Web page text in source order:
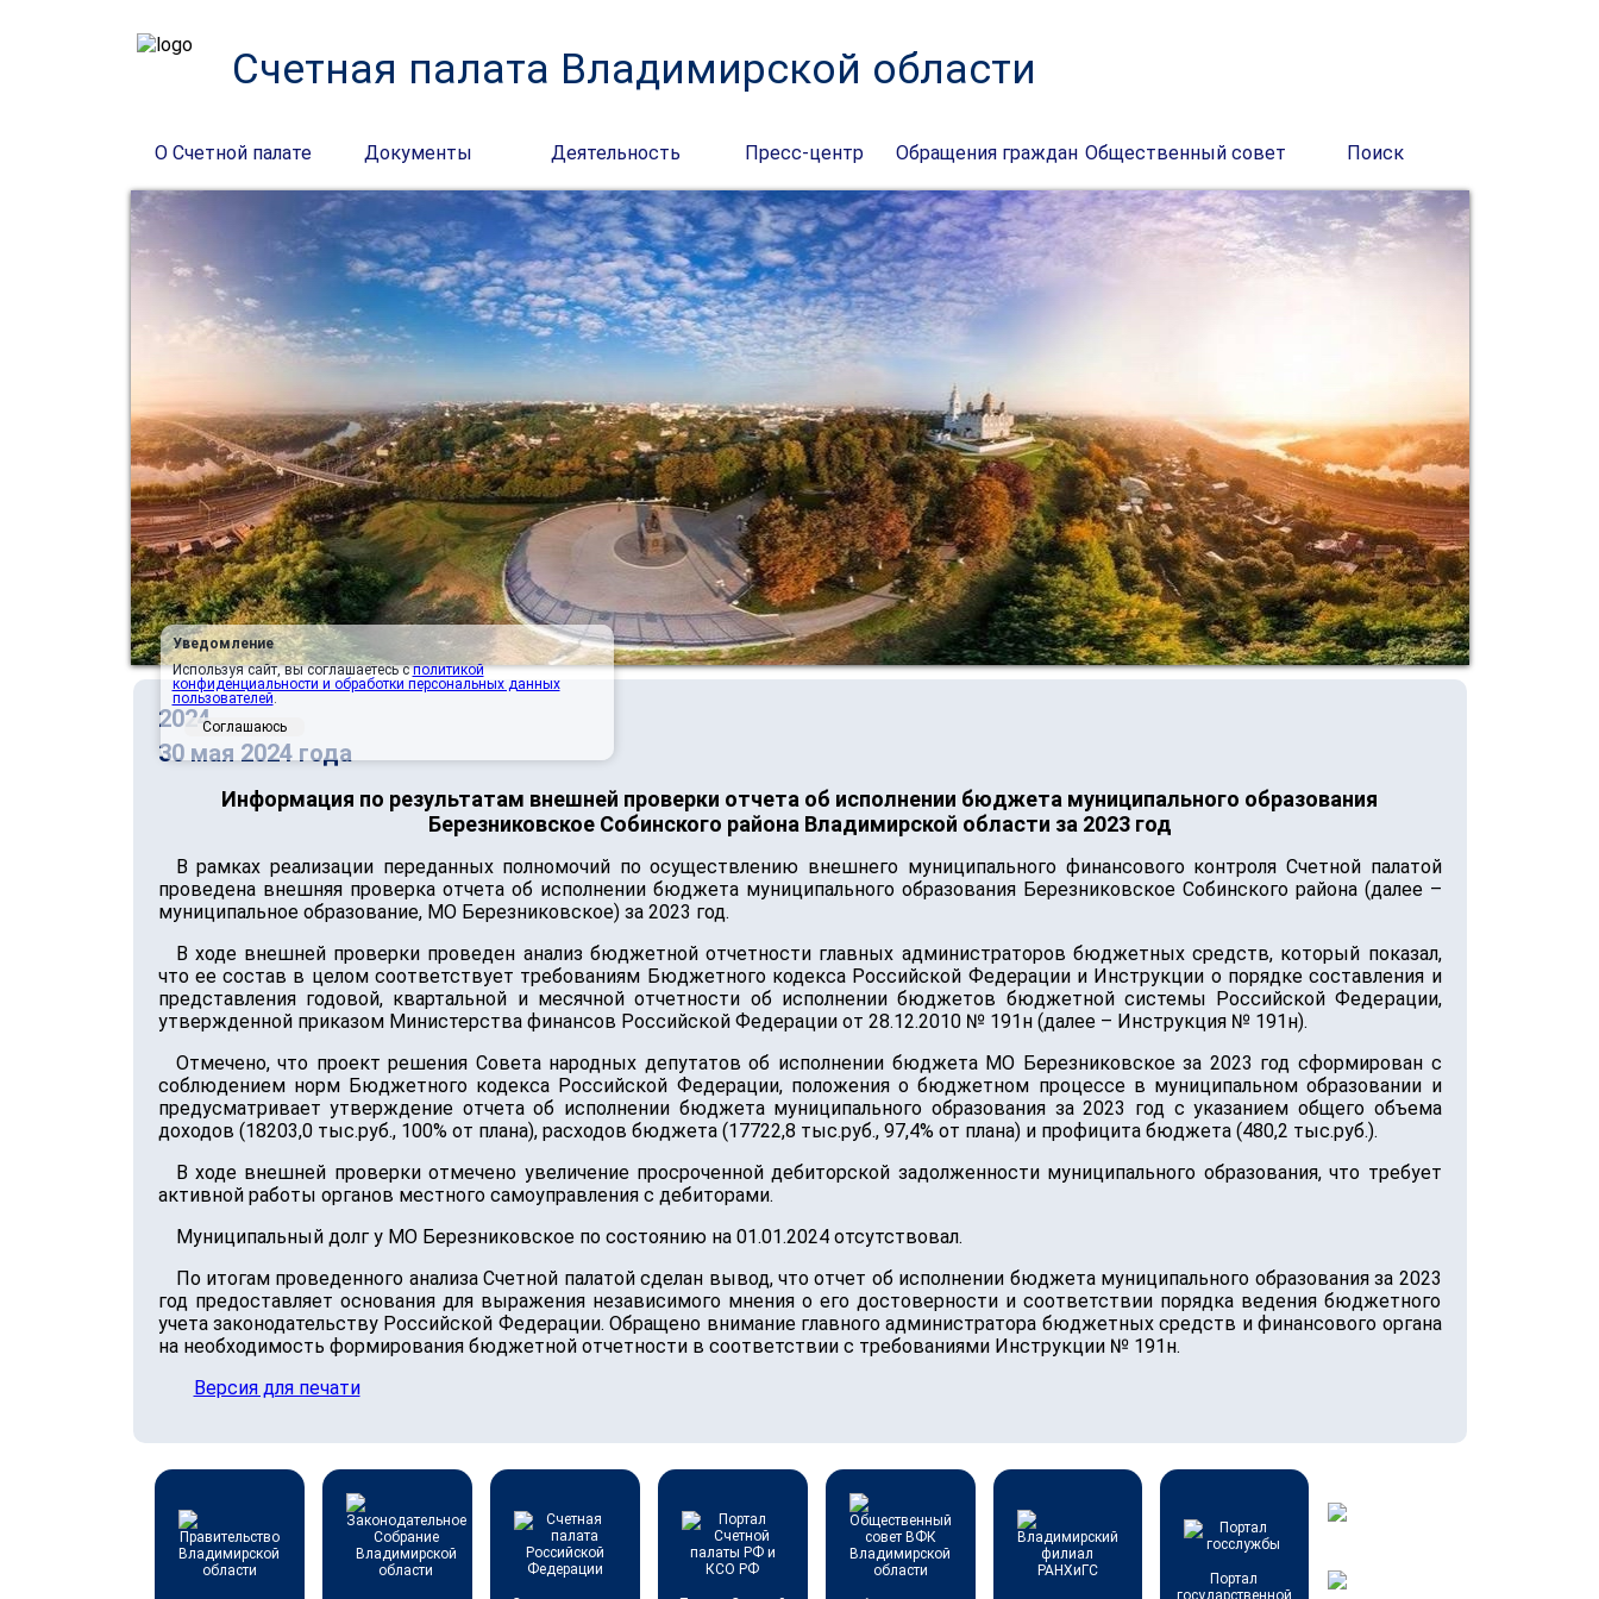
Счетная палата Владимирской области
О Счетной палате Документы Деятельность Пресс-центр Обращения граждан Общественный совет Поиск
2024
30 мая 2024 года
Информация по результатам внешней проверки отчета об исполнении бюджета муниципального образования
Березниковское Собинского района Владимирской области за 2023 год
В рамках реализации переданных полномочий по осуществлению внешнего муниципального финансового контроля Счетной палатой
проведена внешняя проверка отчета об исполнении бюджета муниципального образования Березниковское Собинского района (далее –
муниципальное образование, МО Березниковское) за 2023 год.
В ходе внешней проверки проведен анализ бюджетной отчетности главных администраторов бюджетных средств, который показал,
что ее состав в целом соответствует требованиям Бюджетного кодекса Российской Федерации и Инструкции о порядке составления и
представления годовой, квартальной и месячной отчетности об исполнении бюджетов бюджетной системы Российской Федерации,
утвержденной приказом Министерства финансов Российской Федерации от 28.12.2010 № 191н (далее – Инструкция № 191н).
Отмечено, что проект решения Совета народных депутатов об исполнении бюджета МО Березниковское за 2023 год сформирован с
соблюдением норм Бюджетного кодекса Российской Федерации, положения о бюджетном процессе в муниципальном образовании и
предусматривает утверждение отчета об исполнении бюджета муниципального образования за 2023 год с указанием общего объема
доходов (18203,0 тыс.руб., 100% от плана), расходов бюджета (17722,8 тыс.руб., 97,4% от плана) и профицита бюджета (480,2 тыс.руб.).
В ходе внешней проверки отмечено увеличение просроченной дебиторской задолженности муниципального образования, что требует
активной работы органов местного самоуправления с дебиторами.
Муниципальный долг у МО Березниковское по состоянию на 01.01.2024 отсутствовал.
По итогам проведенного анализа Счетной палатой сделан вывод, что отчет об исполнении бюджета муниципального образования за 2023
год предоставляет основания для выражения независимого мнения о его достоверности и соответствии порядка ведения бюджетного
учета законодательству Российской Федерации. Обращено внимание главного администратора бюджетных средств и финансового органа
на необходимость формирования бюджетной отчетности в соответствии с требованиями Инструкции № 191н.
Версия для печати
Портал
Уведомление
Используя сайт, вы соглашаетесь сполитикой
конфиденциальности и обработки персональных данных
пользователей.
Соглашаюсь